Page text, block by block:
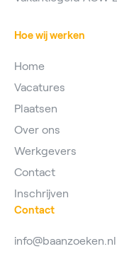
Hoe wij werken
Home
Vacatures
Plaatsen
Over ons
Werkgevers
Contact
Inschrijven
Contact
info@baanzoeken.nl